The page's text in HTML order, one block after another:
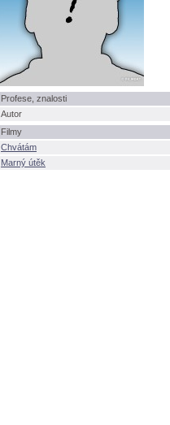
Profese, znalosti
Autor
Filmy
Chvátám
Marný útěk